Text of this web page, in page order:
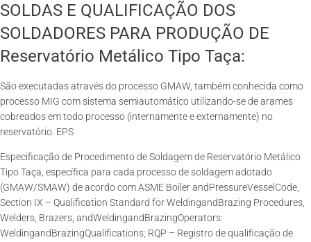
SOLDAS E QUALIFICAÇÃO DOS
SOLDADORES PARA PRODUÇÃO DE
Reservatório Metálico Tipo Taça:
São executadas através do processo GMAW, também conhecida como
processo MIG com sistema semiautomático utilizando-se de arames
cobreados em todo processo (internamente e externamente) no
reservatório. EPS
Especificação de Procedimento de Soldagem de Reservatório Metálico
Tipo Taça, específica para cada processo de soldagem adotado
(GMAW/SMAW) de acordo com ASME Boiler andPressureVesselCode,
Section IX – Qualification Standard for WeldingandBrazing Procedures,
Welders, Brazers, andWeldingandBrazingOperators:
WeldingandBrazingQualifications; RQP – Registro de qualificação de